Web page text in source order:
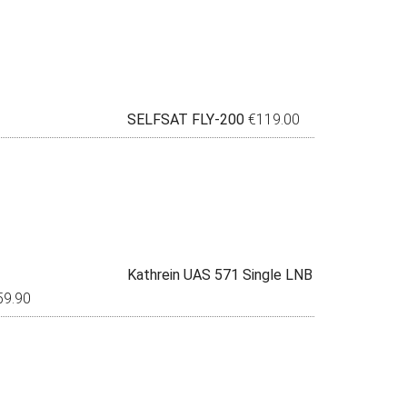
SELFSAT FLY-200 €119.00
Kathrein UAS 571 Single LNB